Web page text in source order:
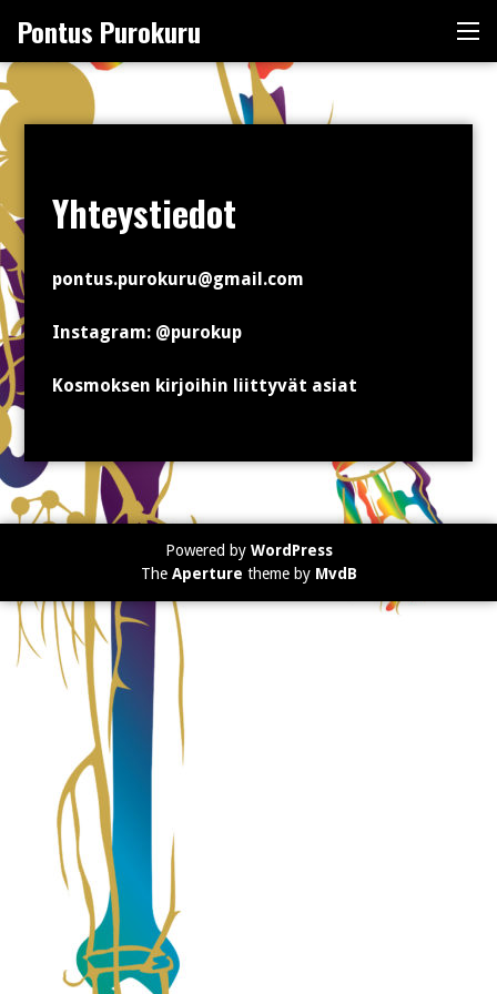
content
Pontus Purokuru
Yhteystiedot
pontus.purokuru@gmail.com
Instagram: @purokup
Kosmoksen kirjoihin liittyvät asiat
Powered by WordPress
The Aperture theme by MvdB